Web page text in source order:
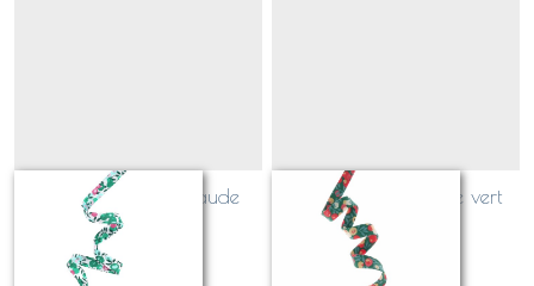
Biais Wiltshire Emeraude
Sur demande
Biais Liberty Wiltshire vert
bouteille et or
Sur demande